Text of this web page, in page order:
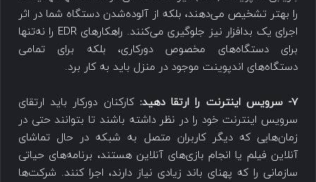
را بهتر تشخیص می‌دهند، بلکه از آلوده‌شدن دستگاه شما در اثر
اجرای یک بدافزار نیز جلوگیری می‌کنند. راهکارهای EDR را نه‌تنها
برای دستگاه‌های مخصوص دورکاری، بلکه برای تمامی
دستگاه‌های اندپوینت موجود در منزل باید به کار برد.
7- سرویس اینترنت را ارتقا دهید:
کارکنان دورکار باید ارتقای
سرویس اینترنت خود را در نظر داشته باشند تا بتوانند حتی در
زمان‌هایی که دیگر کاربران متصل به شبکه در حال تماشای
آنلاین فیلم یا انجام بازی‌های آنلاین هستند، برنامه‌های حیاتی
سازمانی را که پهنای باند زیادی نیاز دارند، اجرا کنند. شرکت‌ها